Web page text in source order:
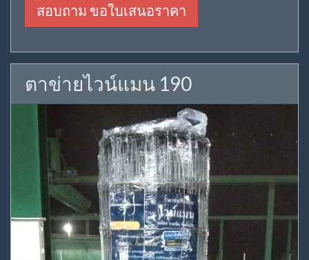
สอบถาม ขอใบเสนอราคา
ตาข่ายไวน์แมน 190